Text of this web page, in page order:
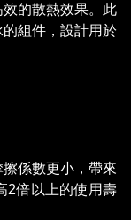
的散熱效果。此
組件，設計用於
係數更小，帶來
2倍以上的使用壽